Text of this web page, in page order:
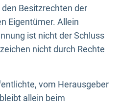
Besitzrechten der
Eigentümer. Allein
ist nicht der Schluss
nicht durch Rechte
vom Herausgeber
allein beim